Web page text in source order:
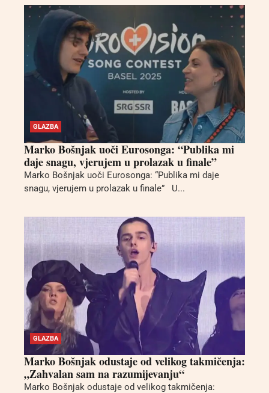
GLAZBA
Marko Bošnjak uoči Eurosonga: “Publika mi
daje snagu, vjerujem u prolazak u finale”
Marko Bošnjak uoči Eurosonga: “Publika mi daje
snagu, vjerujem u prolazak u finale” U...
GLAZBA
Marko Bošnjak odustaje od velikog takmičenja:
„Zahvalan sam na razumijevanju“
Marko Bošnjak odustaje od velikog takmičenja: